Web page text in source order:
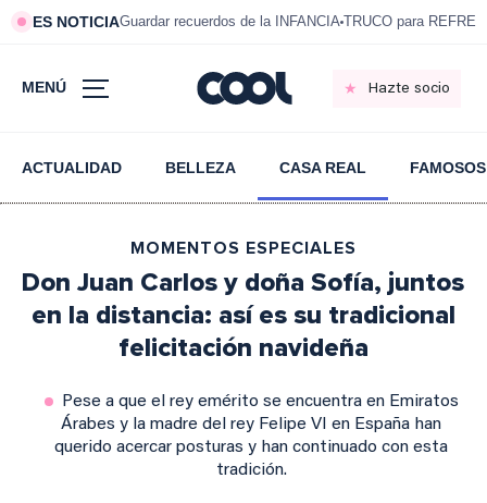
ES NOTICIAGuardar recuerdos de la INFANCIA TRUCO para
MENÚ Hazte socio
ACTUALIDAD BELLEZA CASA REAL FAMOSOS
MOMENTOS ESPECIALES
Don Juan Carlos y doña Sofía, juntos
en la distancia: así es su tradicional
felicitación navideña
Pese a que el rey emérito se encuentra en Emiratos
Árabes y la madre del rey Felipe VI en España han
querido acercar posturas y han continuado con esta
tradición.